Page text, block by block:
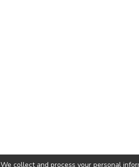
We collect and process your personal